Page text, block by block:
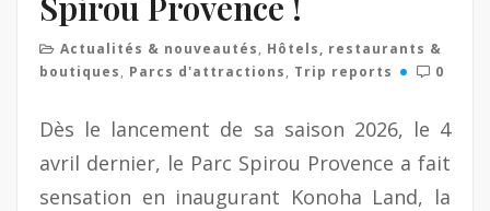
Actualités & nouveautés, Hôtels, restaurants &
boutiques, Parcs d'attractions, Trip reports 0
Dès le lancement de sa saison 2026, le 4
avril dernier, le Parc Spirou Provence a fait
sensation en inaugurant Konoha Land, la